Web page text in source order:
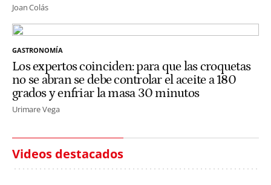
Joan Colás
GASTRONOMÍA
Los expertos coinciden: para que las croquetas
no se abran se debe controlar el aceite a 180
grados y enfriar la masa 30 minutos
Urimare Vega
Videos destacados